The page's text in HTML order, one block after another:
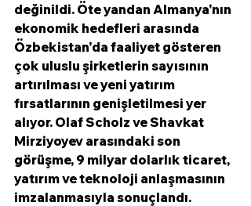
değinildi. Öte yandan Almanya'nın
ekonomik hedefleri arasında
Özbekistan'da faaliyet gösteren
çok uluslu şirketlerin sayısının
artırılması ve yeni yatırım
fırsatlarının genişletilmesi yer
alıyor. Olaf Scholz ve Shavkat
Mirziyoyev arasındaki son
görüşme, 9 milyar dolarlık ticaret,
yatırım ve teknoloji anlaşmasının
imzalanmasıyla sonuçlandı.